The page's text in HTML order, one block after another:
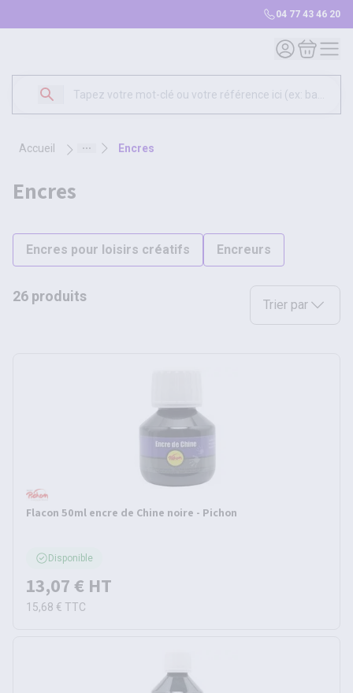
04 77 43 46 20
Mon compte
Mon
accueil encres
encres
Encres pour loisirs créatifs Encreurs
26 produits
Trier par
Flacon 50ml encre de Chine noire - Pichon
Disponible
13,07 € HT
15,68 € TTC